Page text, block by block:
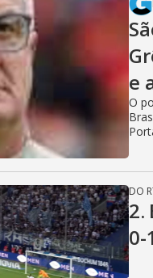
e
O
DO
2.
0-